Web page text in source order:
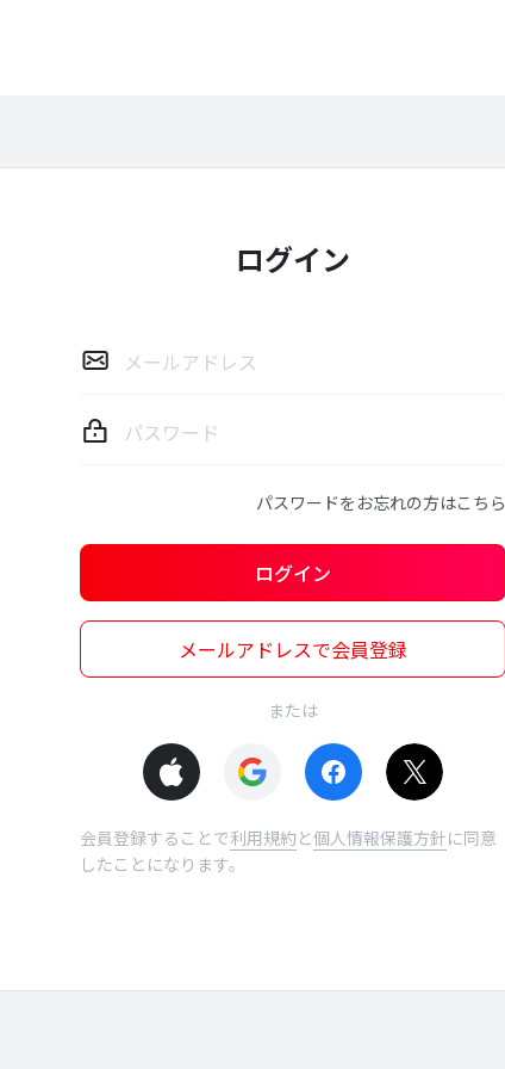
ログイン
グ
ン
パスワードをお忘れの方はこちら
ログイン
メールアドレスで会員登録
または
会員登録することで利用規約と個人情報保護方針に同意
したことになります。